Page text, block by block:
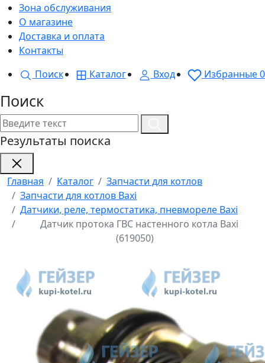
Зона обслуживания
О магазине
Доставка и оплата
Контакты
Поиск
Каталог Вход Избранные0
Поиск
Результаты поиска
Главная Каталог
Запчасти для котлов
Запчасти для котлов Baxi
Датчики, реле, термостатика, пневмореле Baxi
Датчик протока ГВС настенного котла Baxi
(619050)